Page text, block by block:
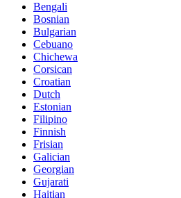
Bengali
Bosnian
Bulgarian
Cebuano
Chichewa
Corsican
Croatian
Dutch
Estonian
Filipino
Finnish
Frisian
Galician
Georgian
Gujarati
Haitian